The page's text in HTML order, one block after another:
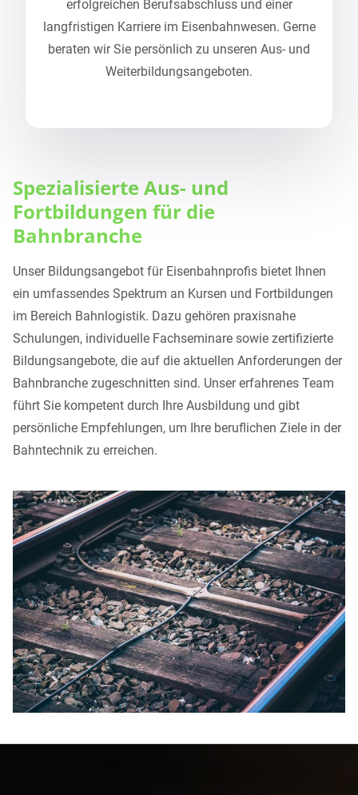
erfolgreichen Berufsabschluss und einer
langfristigen Karriere im Eisenbahnwesen. Gerne
beraten wir Sie persönlich zu unseren Aus- und
Weiterbildungsangeboten.
Spezialisierte Aus- und
Fortbildungen für die
Bahnbranche
Unser Bildungsangebot für Eisenbahnprofis bietet Ihnen
ein umfassendes Spektrum an Kursen und Fortbildungen
im Bereich Bahnlogistik. Dazu gehören praxisnahe
Schulungen, individuelle Fachseminare sowie zertifizierte
Bildungsangebote, die auf die aktuellen Anforderungen der
Bahnbranche zugeschnitten sind. Unser erfahrenes Team
führt Sie kompetent durch Ihre Ausbildung und gibt
persönliche Empfehlungen, um Ihre beruflichen Ziele in der
Bahntechnik zu erreichen.